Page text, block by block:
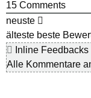
15 Comments
neuste
älteste beste
Inline Feedbacks
Alle Kommentare